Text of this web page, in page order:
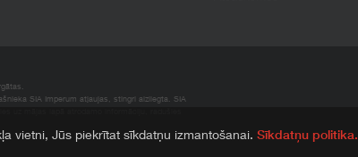
SIA Imperum atļaujas, stingri aizliegta. SIA
vietni, Jūs piekrītat sīkdatņu izmantošanai. Sīkdatņu politika.